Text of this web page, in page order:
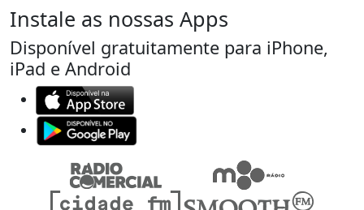
Instale as nossas Apps
Disponível gratuitamente para iPhone,
iPad e Android